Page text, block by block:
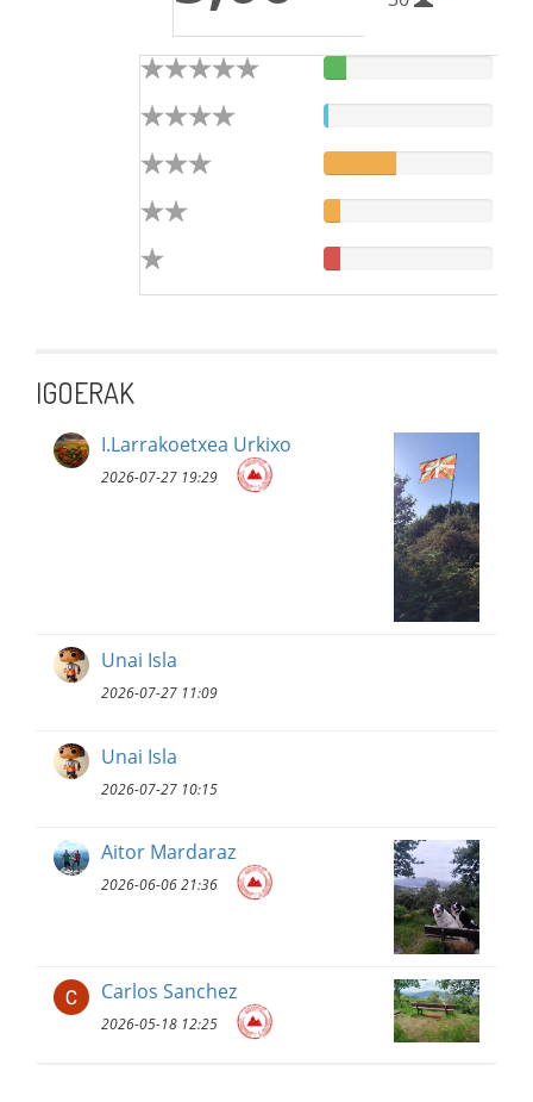
IGOERAK
I.Larrakoetxea Urkixo
2026-07-27 19:29
Unai Isla
2026-07-27 11:09
Unai Isla
2026-07-27 10:15
Aitor Mardaraz
2026-06-06 21:36
Carlos Sanchez
2026-05-18 12:25